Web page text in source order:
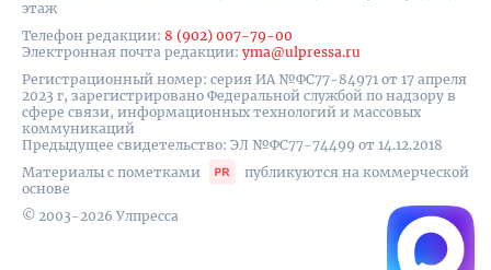
этаж
Телефон редакции: 8 (902) 007-79-00
Электронная почта редакции: yma@ulpressa.ru
Регистрационный номер: серия ИА №ФС77-84971 от 17 апреля
2023 г, зарегистрировано Федеральной службой по надзору в
сфере связи, информационных технологий и массовых
коммуникаций
Предыдущее свидетельство: ЭЛ №ФС77-74499 от 14.12.2018
Материалы с пометками
публикуются на коммерческой
основе
© 2003-2026 Улпресса